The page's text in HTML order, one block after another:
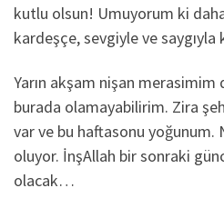
kutlu olsun! Umuyorum ki
kardeşçe, sevgiyle ve
Yarın akşam nişan merasimim
burada olamayabilirim. Zira
var ve bu haftasonu yoğunum.
oluyor. İnşAllah bir sonraki
olacak…